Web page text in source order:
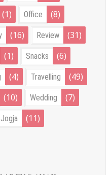
(1) Office (8)
(16) Review (31)
(1) Snacks (6)
(4) Travelling (49)
(10) Wedding (7)
(11)